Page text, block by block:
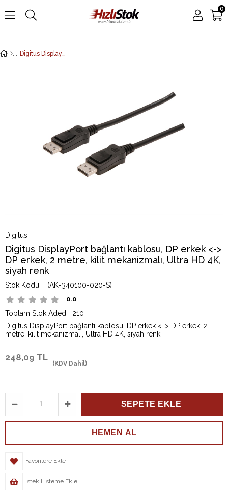
0
Digitus DisplayPort bağlantı kablosu, DP erkek <-> DP erkek, 2 metre, kilit mekanizmalı, Ultra HD 4K, siyah renk
Digitus
Digitus DisplayPort bağlantı kablosu, DP erkek <->
DP erkek, 2 metre, kilit mekanizmalı, Ultra HD 4K,
siyah renk
(AK-340100-020-S)
0.0
Toplam Stok Adedi : 210
Digitus DisplayPort bağlantı kablosu, DP erkek <-> DP erkek, 2
metre, kilit mekanizmalı, Ultra HD 4K, siyah renk
248,09 TL
(KDV Dahil)
Favorilere Ekle
İstek Listeme Ekle